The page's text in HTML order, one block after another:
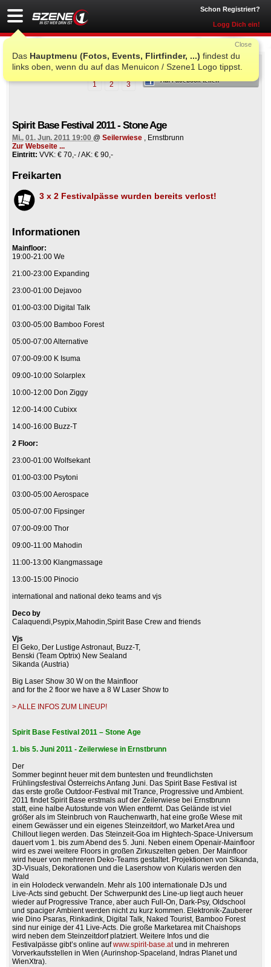
Schon Registriert?
Logg Dich ein!
Das Hauptmenu (Fotos, Events, Flirtfinder, ...) findest du
links oben, wenn du auf das Menuicon / Szene1 Logo tippst.
Close
1 2 3
ICH WAR AUCH DORT
Auf Facebook teilen
Spirit Base Festival 2011 - Stone Age
Mi., 01. Jun. 2011 19:00 @ Seilerwiese , Ernstbrunn
Zur Webseite ...
Eintritt: VVK: € 70,- / AK: € 90,-
Freikarten
3 x 2 Festivalpässe wurden bereits verlost!
Informationen
Mainfloor:
19:00-21:00 We
21:00-23:00 Expanding
23:00-01:00 Dejavoo
01:00-03:00 Digital Talk
03:00-05:00 Bamboo Forest
05:00-07:00 Alternative
07:00-09:00 K Isuma
09:00-10:00 Solarplex
10:00-12:00 Don Ziggy
12:00-14:00 Cubixx
14:00-16:00 Buzz-T
2 Floor:
23:00-01:00 Wolfsekant
01:00-03:00 Psytoni
03:00-05:00 Aerospace
05:00-07:00 Fipsinger
07:00-09:00 Thor
09:00-11:00 Mahodin
11:00-13:00 Klangmassage
13:00-15:00 Pinocio
international and national deko teams and vjs
Deco by
Calaquendi,Psypix,Mahodin,Spirit Base Crew and friends
Vjs
El Geko, Der Lustige Astronaut, Buzz-T,
Benski (Team Optrix) New Sealand
Sikanda (Austria)
Big Laser Show 30 W on the Mainfloor
and for the 2 floor we have a 8 W Laser Show to
> ALLE INFOS ZUM LINEUP!
Spirit Base Festival 2011 – Stone Age
1. bis 5. Juni 2011 - Zeilerwiese in Ernstbrunn
Der
Sommer beginnt heuer mit dem buntesten und freundlichsten
Frühlingsfestival Österreichs Anfang Juni. Das Spirit Base Festival ist
das erste große Outdoor-Festival mit Trance, Progressive und Ambient.
2011 findet Spirit Base erstmals auf der Zeilerwiese bei Ernstbrunn
statt, eine halbe Autostunde von Wien entfernt. Das Gelände ist viel
größer als im Steinbruch von Rauchenwarth, hat eine große Wiese mit
einem Gewässer und ein eigenes Steinzeitdorf, wo Market Area und
Chillout liegen werden. Das Steinzeit-Goa im Hightech-Space-Universum
dauert vom 1. bis zum Abend des 5. Juni. Neben einem Openair-Mainfloor
wird es zwei weitere Floors in großen Zirkuszelten geben. Der Mainfloor
wird heuer von mehreren Deko-Teams gestaltet. Projektionen von Sikanda,
3D-Visuals, Dekorationen und die Lasershow von Kularis werden den
Wald
in ein Holodeck verwandeln. Mehr als 100 internationale DJs und
Live-Acts sind gebucht. Der Schwerpunkt des Line-up liegt auch heuer
wieder auf Progressive Trance, aber auch Full-On, Dark-Psy, Oldschool
und spaciger Ambient werden nicht zu kurz kommen. Elektronik-Zauberer
wie Dino Psaras, Rinkadink, Digital Talk, Naked Tourist, Bamboo Forest
sind nur einige der 41 Live-Acts. Die große Marketarea mit Chaishops
wird neben dem Steinzeitdorf platziert. Weitere Infos und die
Festivalpässe gibt’s online aufwww.spirit-base.atund in mehreren
Vorverkaufsstellen in Wien (Aurinshop-Spaceland, Indras Planet und
WienXtra).